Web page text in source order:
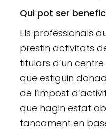
Qui pot ser
Els professionals
prestin activitats
titulars d’un
que estiguin
de l’impost
que hagin estat
tancament en